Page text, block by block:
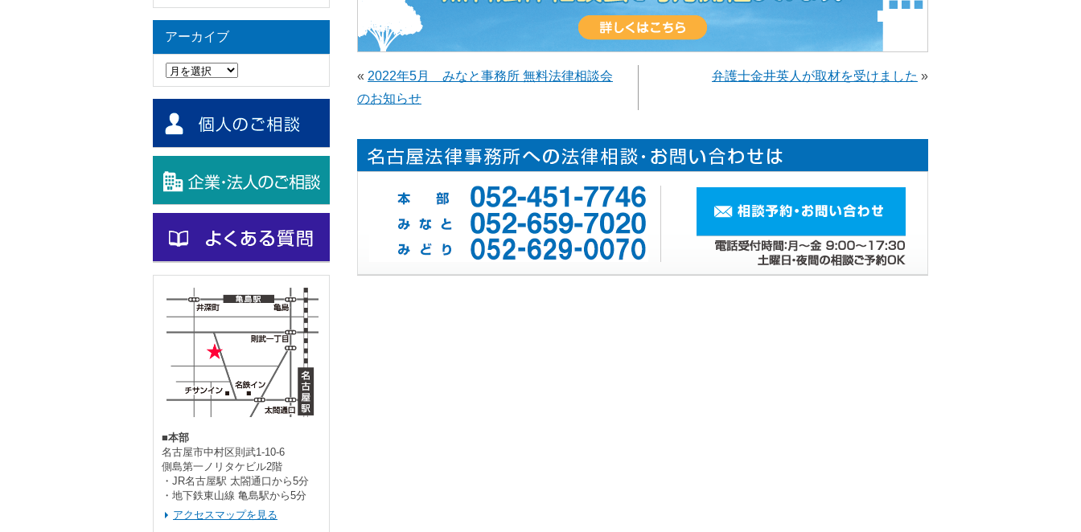
« 2022年5月 みなと事務所 無料法律相談会
のお知らせ
弁護士金井英人が取材を受けました »
アーカイブ
ブ
■本部
名古屋市中村区則武1-10-6
側島第一ノリタケビル2階
・JR名古屋駅 太閤通口から5分
・地下鉄東山線 亀島駅から5分
アクセスマップを見る